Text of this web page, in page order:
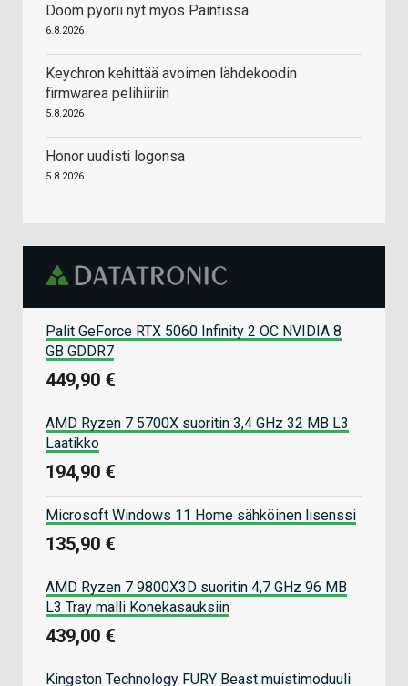
Doom pyörii nyt myös Paintissa
6.8.2026
Keychron kehittää avoimen lähdekoodin
firmwarea pelihiiriin
5.8.2026
Honor uudisti logonsa
5.8.2026
Palit GeForce RTX 5060 Infinity 2 OC NVIDIA 8
GB GDDR7
449,90 €
AMD Ryzen 7 5700X suoritin 3,4 GHz 32 MB L3
Laatikko
194,90 €
Microsoft Windows 11 Home sähköinen lisenssi
135,90 €
AMD Ryzen 7 9800X3D suoritin 4,7 GHz 96 MB
L3 Tray malli Konekasauksiin
439,00 €
Kingston Technology FURY Beast muistimoduuli